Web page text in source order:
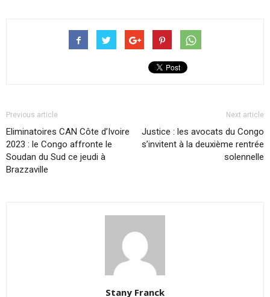
Previous article
Eliminatoires CAN Côte d’Ivoire
2023 : le Congo affronte le
Soudan du Sud ce jeudi à
Brazzaville
Next article
Justice : les avocats du Congo
s’invitent à la deuxième rentrée
solennelle
Stany Franck